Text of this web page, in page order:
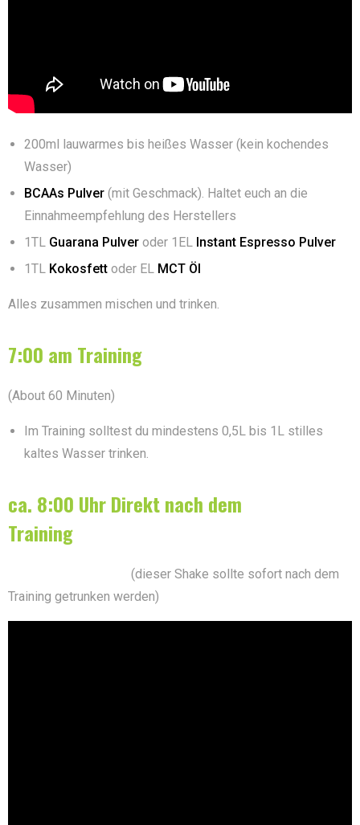
200ml lauwarmes bis heißes Wasser (kein kochendes
Wasser)
BCAAs Pulver (mit Geschmack). Haltet euch an die
Einnahmeempfehlung des Herstellers
1TL Guarana Pulver oder 1EL Instant Espresso Pulver
1TL Kokosfett oder EL MCT Öl
Alles zusammen mischen und trinken.
7:00 am Training
(About 60 Minuten)
Im Training solltest du mindestens 0,5L bis 1L stilles
kaltes Wasser trinken.
ca. 8:00 Uhr Direkt nach dem
Training
(dieser Shake sollte sofort nach dem
Training getrunken werden)